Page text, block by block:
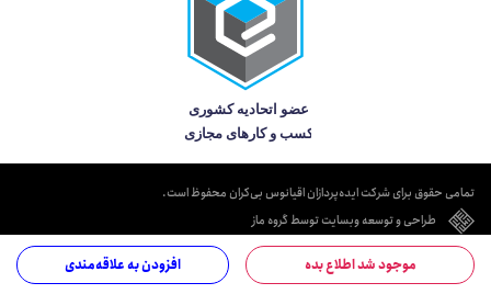
موجود شد اطلاع بده افزودن به علاقه‌مندی
تمامی حقوق برای شرکت ایده‌پردازان اقیانوس بی‌کران محفوظ است.
طراحی و توسعه وبسایت توسط گروه ماز